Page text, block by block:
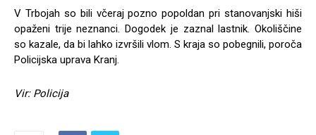
V Trbojah so bili včeraj pozno popoldan pri stanovanjski hiši
opaženi trije neznanci. Dogodek je zaznal lastnik. Okoliščine
so kazale, da bi lahko izvršili vlom. S kraja so pobegnili, poroča
Policijska uprava Kranj.
Vir: Policija